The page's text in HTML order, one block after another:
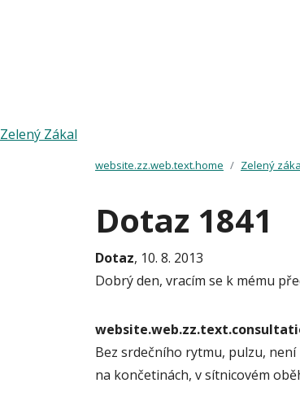
Zelený Zákal
website.zz.web.text.home Zelený
Dotaz 1841
Dotaz, 10. 8. 2013
Dobrý den, vracím se k mému
Bez srdečního rytmu, pulzu,
na končetinách, v sítnicovém